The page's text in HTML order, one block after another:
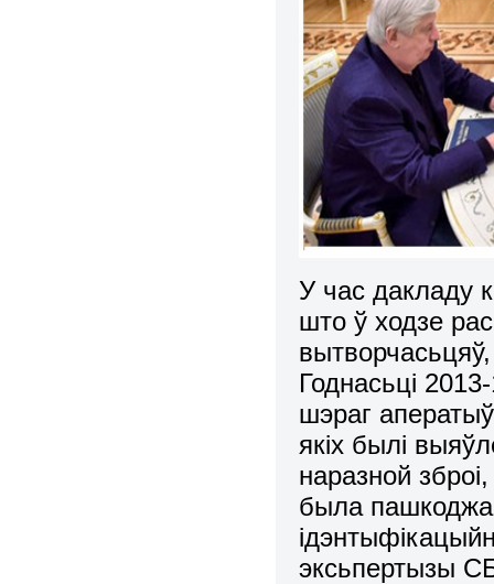
У час дакладу
што ў ходзе
Годнасьці
шэраг
якіх былі
наразной зброі,
была
эксьпертызы